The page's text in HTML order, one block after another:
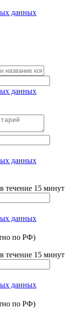
данных
данных
данных
течение 15 минут
данных
по РФ)
течение 15 минут
данных
по РФ)